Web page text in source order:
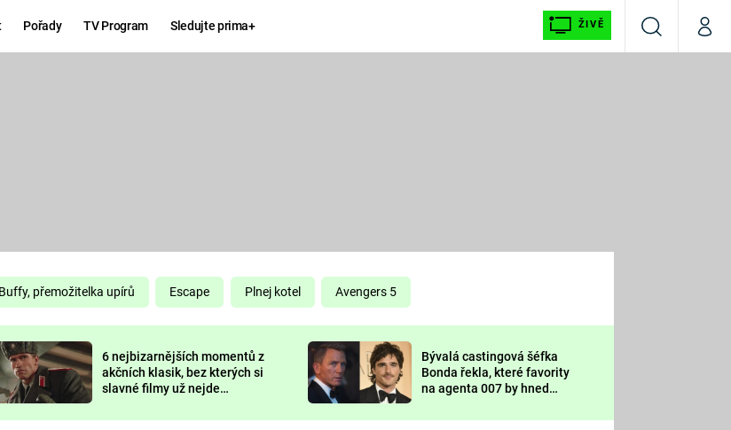
Pořady TV Program Sledujte prima+ ŽIVĚ
VyhledáváníMůj
DELIVERANCE
KOMEDIE
CHUCK
NORRIS
DEADPOOL
Prima LAJK
Sledujte nás
Buffy, přemožitelka upírů Escape Plnej kotel Avengers 5
6 nejbizarnějších momentů z
akčních klasik, bez kterých si
slavné filmy už nejde
Bývalá castingová šéfka
Bonda řekla, které favority
na agenta 007 by hned